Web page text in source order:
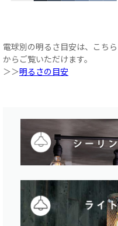
電球別の明るさ目安は、こちら
からご覧いただけます。
＞＞明るさの目安